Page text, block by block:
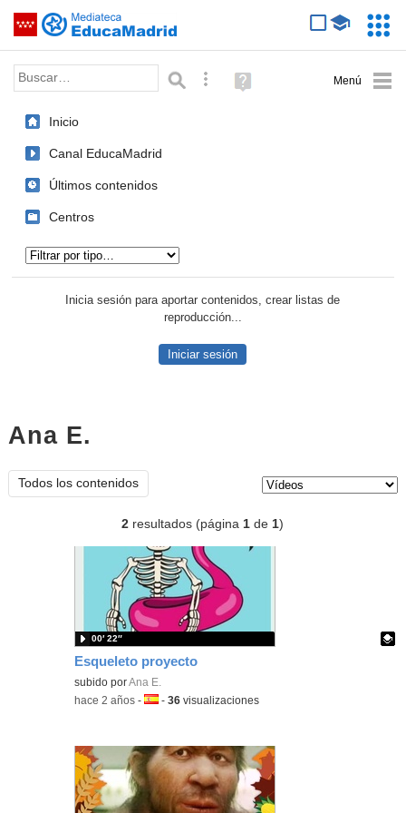
Saltar navegación
Palabra o frase: Búsqueda avanzada
Ayuda
(en
Inicio
Canal EducaMadrid
Últimos contenidos
Centros
Inicia sesión para aportar contenidos, crear listas de
reproducción...
Iniciar sesión
Ana E.
Todos los contenidos
2 resultados (página1 de1)
Esqueleto proyecto
Contenido educativo.
subido porAna E.
00′ 22″
-hace 2 años -Idioma:
-36 visualizaciones